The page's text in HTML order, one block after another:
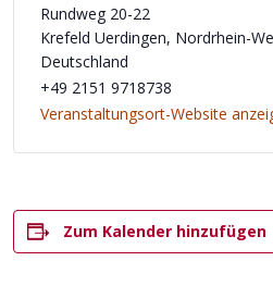
Rundweg 20-22
Krefeld Uerdingen, Nordrhein-
Deutschland
‭+49 2151 9718738‬
Veranstaltungsort-Website
Zum Kalender hinzufügen